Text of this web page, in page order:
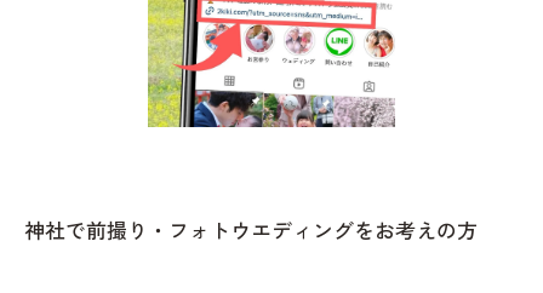
神社で前撮り・フォトウエディングをお考えの方